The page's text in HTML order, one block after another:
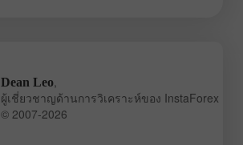
Dean Leo,
ผู้เชี่ยวชาญด้านการวิเคราะห์ของ InstaForex
© 2007-2026